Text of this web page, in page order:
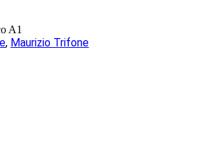
A1
, Maurizio Trifone